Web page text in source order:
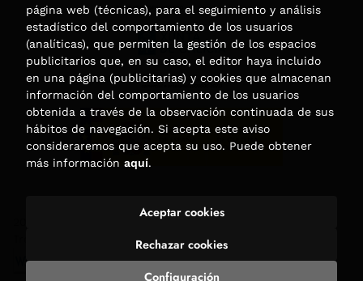
. Todos los Derechos Reservados |
página web (técnicas), para el seguimiento y análisis
estadístico del comportamiento de los usuarios
(analíticas), que permiten la gestión de los espacios
publicitarios que, en su caso, el editor haya incluido
en una página (publicitarias) y cookies que almacenan
información del comportamiento de los usuarios
obtenida a través de la observación continuada de sus
hábitos de navegación. Si acepta este aviso
consideraremos que acepta su uso. Puede obtener
más información aquí.
Configuración
Rechazar cookies
Aceptar cookies